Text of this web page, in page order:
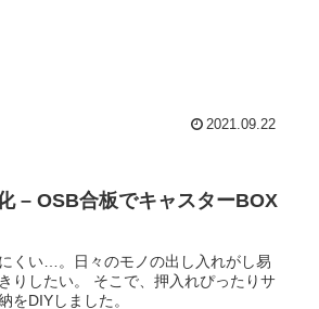
2021.09.22
– OSB合板でキャスターBOX
くい…。日々のモノの出し入れがし易
りしたい。 そこで、押入れぴったりサ
をDIYしました。